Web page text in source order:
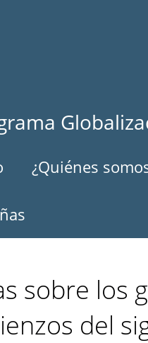
¿Quiénes
sobre los
del